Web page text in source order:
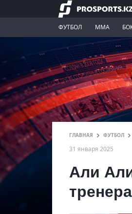
ФУТБОЛ ММА
ГЛАВНАЯ ФУТБОЛ
31 января 2025
Али